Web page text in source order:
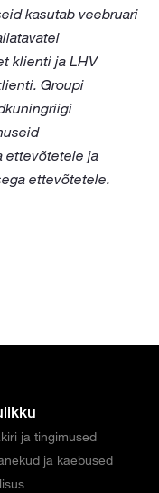
kasutab veebruari
klienti ja LHV
Groupi
ettevõtetele ja
ettevõtetele.
ja tingimused
ja kaebused